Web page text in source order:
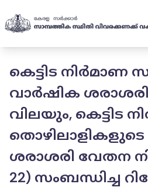
കെട്ടിട നിർമാണ
വാർഷിക
വിലയും, കെട്ടിട
ശരാശരി വേതന
22) സംബന്ധിച്ച